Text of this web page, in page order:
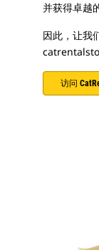
并获得卓越
因此，让我
访问